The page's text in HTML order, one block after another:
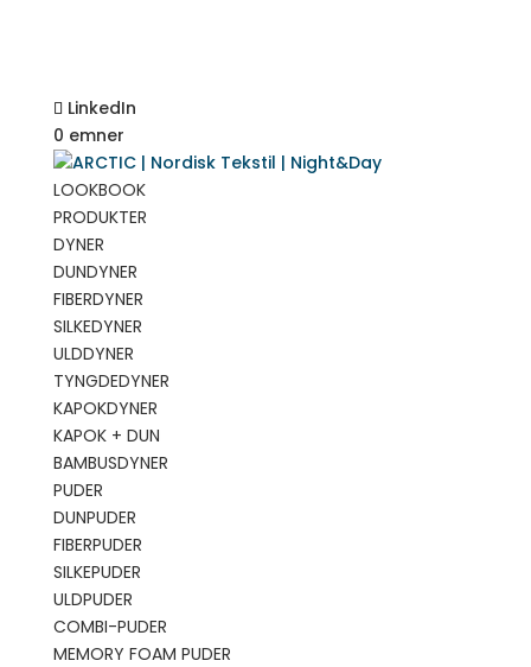
LinkedIn
0 emner
LOOKBOOK
PRODUKTER
DYNER
DUNDYNER
FIBERDYNER
SILKEDYNER
ULDDYNER
TYNGDEDYNER
KAPOKDYNER
KAPOK + DUN
BAMBUSDYNER
PUDER
DUNPUDER
FIBERPUDER
SILKEPUDER
ULDPUDER
COMBI-PUDER
MEMORY FOAM PUDER